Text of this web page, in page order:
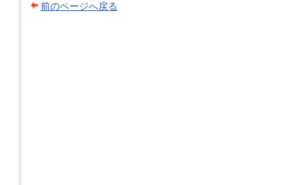
前のページへ戻る